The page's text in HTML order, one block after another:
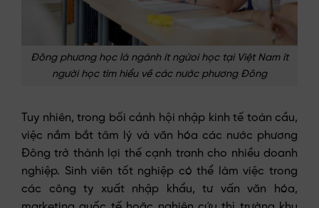
Đông phương học là ngành ít ngừoi học tại Việt Nam ít
người học tìm hiểu về các nước phương Đông
Tuy nhiên, trong bối cảnh hội nhập kinh tế toàn cầu,
việc nắm bắt tâm lý và văn hóa các nước phương
Đông trở thành lợi thế cạnh tranh cho nhiều doanh
nghiệp. Sinh viên tốt nghiệp có thể làm việc trong
các công ty xuất nhập khẩu, tư vấn văn hóa,